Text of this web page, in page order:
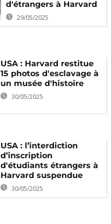
d'étrangers à Harvard
29/05/2025
USA : Harvard restitue
15 photos d'esclavage à
un musée d'histoire
30/05/2025
USA : l’interdiction
d’inscription
d'étudiants étrangers à
Harvard suspendue
30/05/2025